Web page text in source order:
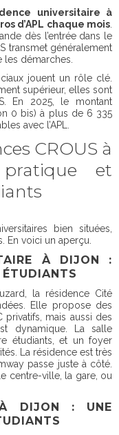
universitaire à
d’APL chaque mois
dès l’entrée dans le
transmet généralement
les démarches.
jouent un rôle clé.
supérieur, elles sont
En 2025, le montant
0 bis) à plus de 6 335
avec l’APL.
CROUS à
et
bien situées,
En voici un aperçu.
À DIJON :
la résidence Cité
Elle propose des
mais aussi des
dynamique. La salle
étudiants, et un foyer
La résidence est très
passe juste à côté.
centre-ville, la gare, ou
À DIJON : UNE